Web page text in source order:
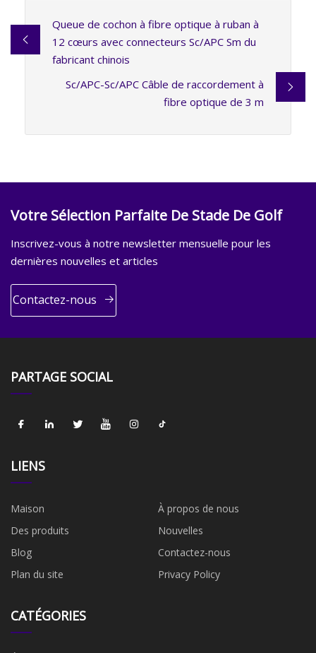
Queue de cochon à fibre optique à ruban à
12 cœurs avec connecteurs Sc/APC Sm du
fabricant chinois
Sc/APC-Sc/APC Câble de raccordement à
fibre optique de 3 m
Votre Sélection Parfaite De Stade De Golf
Inscrivez-vous à notre newsletter mensuelle pour les
dernières nouvelles et articles
Contactez-nous
PARTAGE SOCIAL
LIENS
Maison
À propos de nous
Des produits
Nouvelles
Blog
Contactez-nous
Plan du site
Privacy Policy
CATÉGORIES